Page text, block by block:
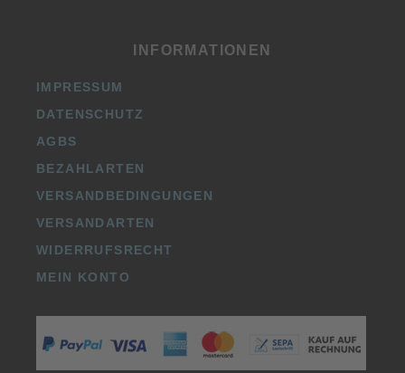
INFORMATIONEN
IMPRESSUM
DATENSCHUTZ
AGBS
BEZAHLARTEN
VERSANDBEDINGUNGEN
VERSANDARTEN
WIDERRUFSRECHT
MEIN KONTO